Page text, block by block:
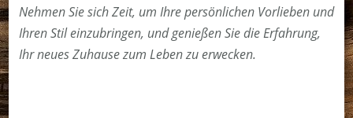
Nehmen Sie sich Zeit, um Ihre persönlichen Vorlieben und
Ihren Stil einzubringen, und genießen Sie die Erfahrung,
Ihr neues Zuhause zum Leben zu erwecken.